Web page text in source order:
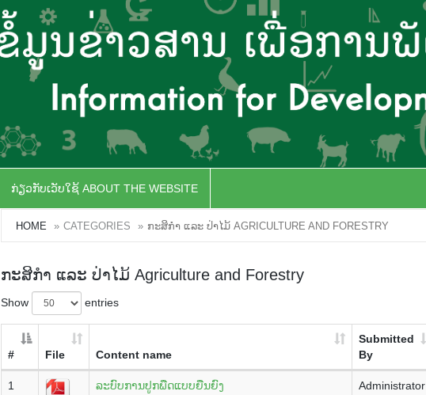
ກ່ຽວກັບເວັບໃຊ້ ABOUT THE WEBSITE
HOME CATEGORIES ກະສິກຳ ແລະ ປ່າໄມ້ AGRICULTURE AND FORESTRY
ກະສິກຳ ແລະ ປ່າໄມ້ Agriculture and Forestry
Show entries
# File Content name
Submitted
By
1 ລະບົບການປູກພືດແບບຍືນຍົງ Administrator